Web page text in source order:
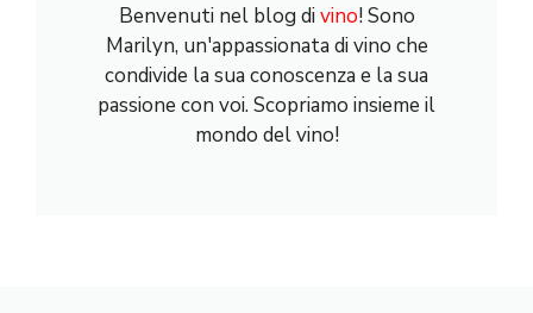
Benvenuti nel blog divino! Sono
Marilyn, un'appassionata di vino che
condivide la sua conoscenza e la sua
passione con voi. Scopriamo insieme il
mondo del vino!